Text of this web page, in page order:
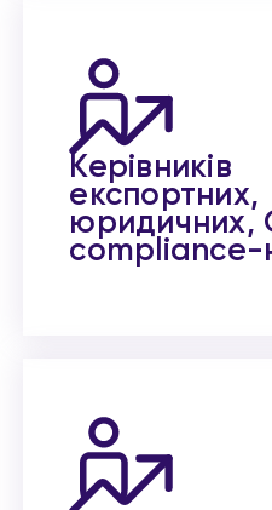
Керівників
експортних,
юридичних,
compliance-